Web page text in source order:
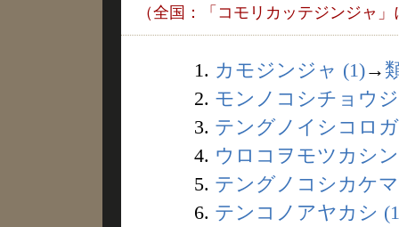
（全国：「コモリカッテジンジャ
1. カモジンジャ (1)→
2. モンノコシチョウ
3. テングノイシコロ
4. ウロコヲモツカシ
5. テングノコシカケ
6. テンコノアヤカシ